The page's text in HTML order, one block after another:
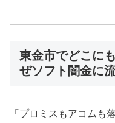
東金市でどこに
ぜソフト闇金に
「プロミスもアコムも